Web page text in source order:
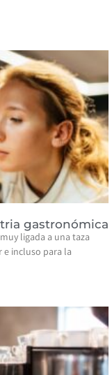
gastronómica
ligada a una taza
incluso para la